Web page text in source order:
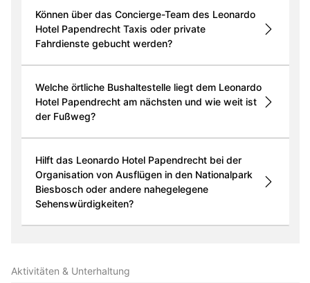
Können über das Concierge-Team des Leonardo
Hotel Papendrecht Taxis oder private
Fahrdienste gebucht werden?
Welche örtliche Bushaltestelle liegt dem Leonardo
Hotel Papendrecht am nächsten und wie weit ist
der Fußweg?
Hilft das Leonardo Hotel Papendrecht bei der
Organisation von Ausflügen in den Nationalpark
Biesbosch oder andere nahegelegene
Sehenswürdigkeiten?
Aktivitäten & Unterhaltung